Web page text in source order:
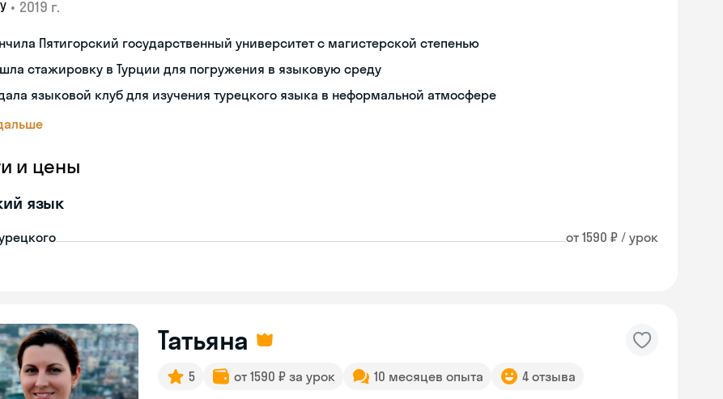
• 2019 г.
Пятигорский государственный университет с магистерской степенью
стажировку в Турции для погружения в языковую среду
языковой клуб для изучения турецкого языка в неформальной атмосфере
и цены
язык
от 1590 ₽ / урок
Татьяна
5 от 1590 ₽ за урок 10 месяцев опыта 4 отзыва